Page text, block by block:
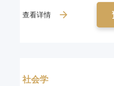
查看详情
社会学